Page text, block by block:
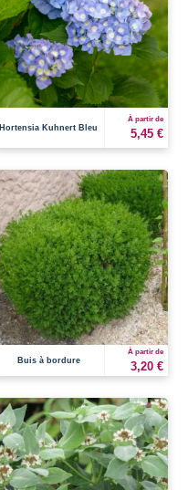
Hortensia Kuhnert Bleu
À partir de
5,45 €
Buis à bordure
À partir de
3,20 €